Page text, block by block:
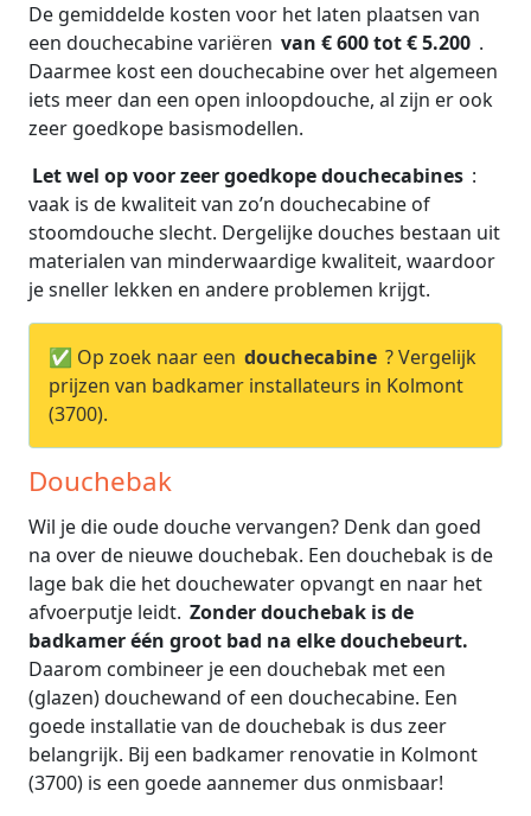
De gemiddelde kosten voor het laten plaatsen van
een douchecabine variëren van € 600 tot € 5.200 .
Daarmee kost een douchecabine over het algemeen
iets meer dan een open inloopdouche, al zijn er ook
zeer goedkope basismodellen.
Let wel op voor zeer goedkope douchecabines :
vaak is de kwaliteit van zo’n douchecabine of
stoomdouche slecht. Dergelijke douches bestaan uit
materialen van minderwaardige kwaliteit, waardoor
je sneller lekken en andere problemen krijgt.
✅ Op zoek naar een douchecabine ? Vergelijk
prijzen van badkamer installateurs in Kolmont
(3700).
Douchebak
Wil je die oude douche vervangen? Denk dan goed
na over de nieuwe douchebak. Een douchebak is de
lage bak die het douchewater opvangt en naar het
afvoerputje leidt. Zonder douchebak is de
badkamer één groot bad na elke douchebeurt.
Daarom combineer je een douchebak met een
(glazen) douchewand of een douchecabine. Een
goede installatie van de douchebak is dus zeer
belangrijk. Bij een badkamer renovatie in Kolmont
(3700) is een goede aannemer dus onmisbaar!